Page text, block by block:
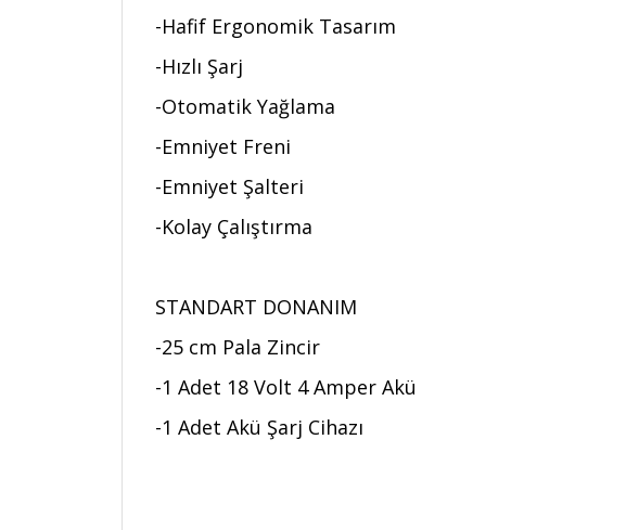
-Hafif Ergonomik Tasarım
-Hızlı Şarj
-Otomatik Yağlama
-Emniyet Freni
-Emniyet Şalteri
-Kolay Çalıştırma
STANDART DONANIM
-25 cm Pala Zincir
-1 Adet 18 Volt 4 Amper Akü
-1 Adet Akü Şarj Cihazı